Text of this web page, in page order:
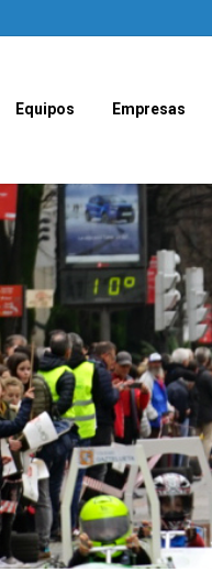
Equipos Empresas